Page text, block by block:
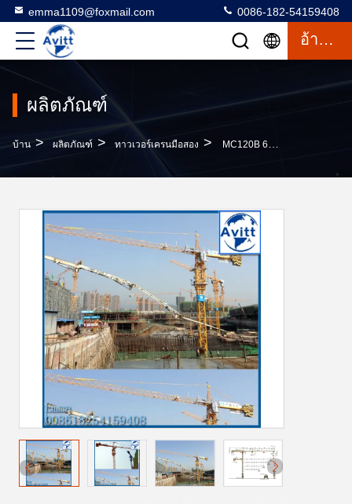
emma1109@foxmail.com 0086-182-54159408
อ้างอิง
ผลิตภัณฑ์
บ้าน > ผลิตภัณฑ์ > ทาวเวอร์เครนมือสอง > MC120B 6T เครนหอใช้งานที่มีส่วนเสา 3m สําหรับความสูงอาคาร 10 ชั้น